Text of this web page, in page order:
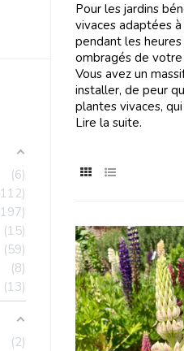
6
112
197
15
59
8
13
2
Pour les jardins
vivaces adaptées
pendant les
ombragés de votre
Vous avez un
installer, de peur
plantes vivaces,
Lire la suite.